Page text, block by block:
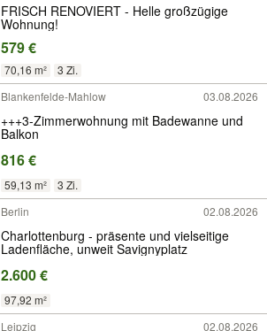
FRISCH RENOVIERT - Helle großzügige
Wohnung!
579 €
70,16 m²
3 Zi.
Blankenfelde-Mahlow
03.08.2026
+++3-Zimmerwohnung mit Badewanne und
Balkon
816 €
59,13 m²
3 Zi.
Berlin
02.08.2026
Charlottenburg - präsente und vielseitige
Ladenfläche, unweit Savignyplatz
2.600 €
97,92 m²
Leipzig
02.08.2026